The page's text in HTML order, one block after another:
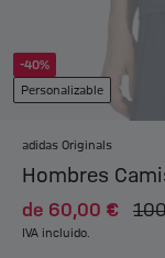
-40%
Personalizable
adidas Originals
Hombres
de 60,00 €
IVA incluido.